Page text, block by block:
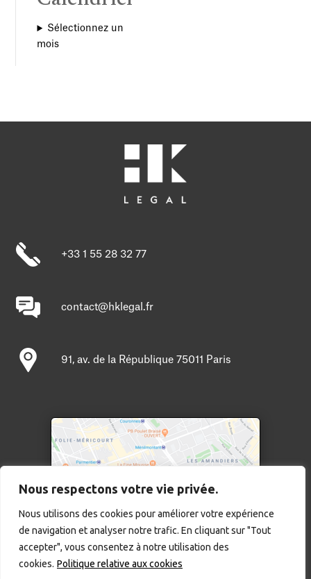
Nous respectons votre vie privée.
Nous utilisons des cookies pour améliorer votre expérience
de navigation et analyser notre trafic. En cliquant sur "Tout
accepter", vous consentez à notre utilisation des
cookies. Politique relative aux cookies
Sélectionnez un
mois
+33 1 55 28 32 77
contact@hklegal.fr
91, av. de la République 75011 Paris
Cliquer pour agrandir
Mentions légales